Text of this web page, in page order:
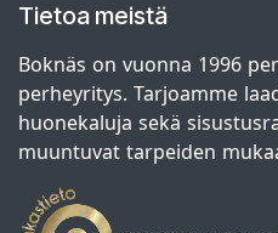
Tietoa meistä
Boknäs on vuonna 1996
perheyritys. Tarjoamme
huonekaluja sekä
muuntuvat tarpeiden